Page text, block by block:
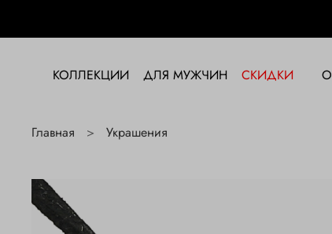
КОЛЛЕКЦИИ ДЛЯ МУЖЧИН СКИДКИ
Главная Украшения